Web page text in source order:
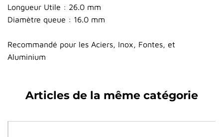
Longueur Utile : 26.0 mm
Diamètre queue : 16.0 mm
Recommandé pour les Aciers, Inox, Fontes, et
Aluminium
Articles de la même catégorie